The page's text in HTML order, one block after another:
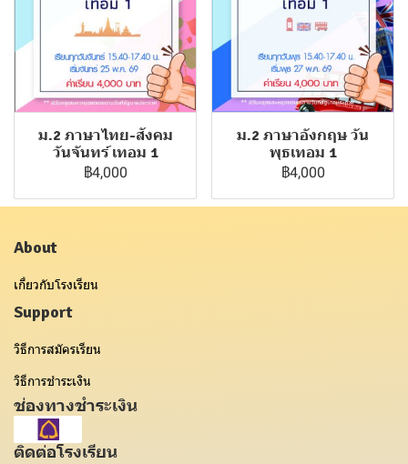
ม.2 ภาษาไทย-สังคม
วันจันทร์ เทอม 1
฿4,000
ม.2 ภาษาอังกฤษ วัน
พุธเทอม 1
฿4,000
About
เกี่ยวกับโรงเรียน
Support
วิธีการสมัครเรียน
วิธีการชำระเงิน
ช่องทางชำระเงิน
ติดต่อโรงเรียน